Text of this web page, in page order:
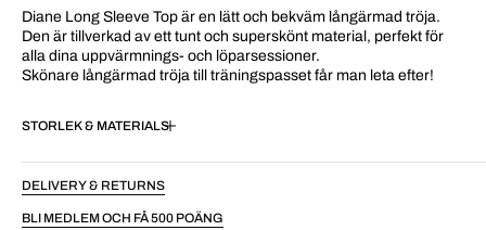
Diane Long Sleeve Top är en lätt och bekväm långärmad tröja.
Den är tillverkad av ett tunt och superskönt material, perfekt för
alla dina uppvärmnings- och löparsessioner.
Skönare långärmad tröja till träningspasset får man leta efter!
STORLEK & MATERIAL
DELIVERY & RETURNS
BLI MEDLEM OCH FÅ 500 POÄNG